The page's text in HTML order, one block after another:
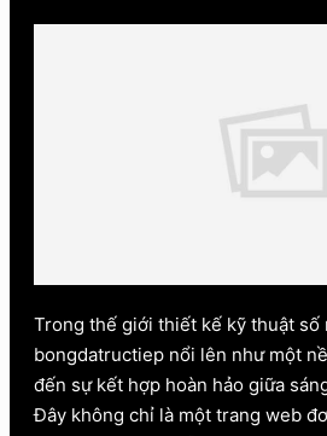
Trong thế giới thiết kế kỹ thuật số
bongdatructiep nổi lên như một
đến sự kết hợp hoàn hảo giữa
Đây không chỉ là một trang web